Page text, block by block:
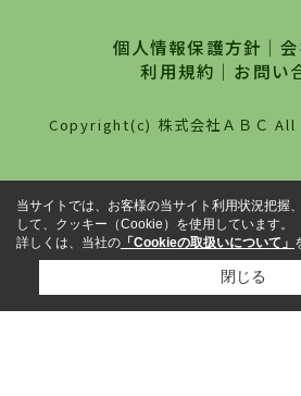
は、一度だけでは終わらない、
お付き合いです。初めての一人
職・ご結婚・売買物件の購入、
わたる、良きアドバイザーとし
た営業スタイルで様々なお役立
わせください。
個人情報保護方針 ｜
利用規約 ｜ お問い
Copyright(c) 株式会社ＡＢＣ
当サイトでは、お客様の当サイト利用状況把握
して、クッキー（Cookie）を使用しています。
詳しくは、当社の 「Cookieの取扱いについて」
閉じる